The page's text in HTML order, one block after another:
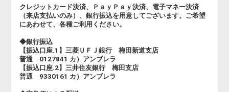
クレジットカード決済、ＰａｙＰａｙ決済、電子マネー決済
（来店支払いのみ）、銀行振込を用意してございます。ご希望
にあわせて、各種ご利用ください。
◆銀行振込
【振込口座.1】三菱ＵＦＪ銀行 梅田新道支店
普通 0127841 カ）アンブレラ
【振込口座.2】三井住友銀行 梅田支店
普通 9330161 カ）アンブレラ